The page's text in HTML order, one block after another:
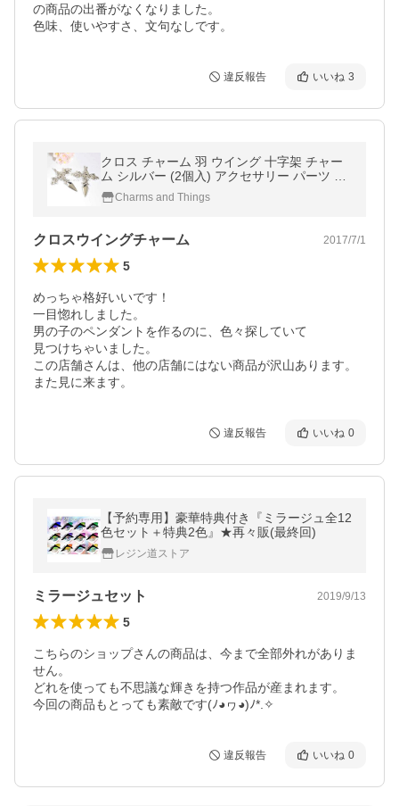
の商品の出番がなくなりました。
色味、使いやすさ、文句なしです。
違反報告 いいね 3
クロス チャーム 羽 ウイング 十字架 チャー
ム シルバー (2個入) アクセサリー パーツ ハ
ンドメイド
Charms and Things
クロスウイングチャーム 2017/7/1
5
めっちゃ格好いいです！
一目惚れしました。
男の子のペンダントを作るのに、色々探していて
見つけちゃいました。
この店舗さんは、他の店舗にはない商品が沢山あります。
また見に来ます。
違反報告 いいね 0
【予約専用】豪華特典付き『ミラージュ全12
色セット＋特典2色』★再々販(最終回)
レジン道ストア
ミラージュセット 2019/9/13
5
こちらのショップさんの商品は、今まで全部外れがありま
せん。
どれを使っても不思議な輝きを持つ作品が産まれます。
今回の商品もとっても素敵です(ﾉ◕ヮ◕)ﾉ*.✧
違反報告 いいね 0